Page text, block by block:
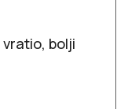
bolji